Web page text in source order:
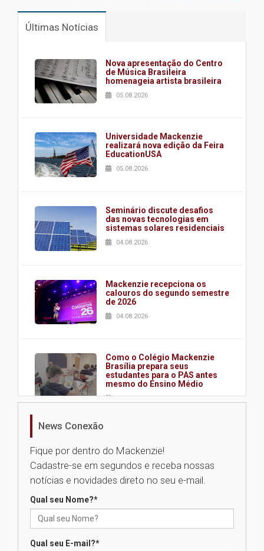
Últimas Notícias
Nova apresentação do Centro
de Música Brasileira
homenageia artista brasileira
05.08.2026
Universidade Mackenzie
realizará nova edição da Feira
EducationUSA
05.08.2026
Seminário discute desafios
das novas tecnologias em
sistemas solares residenciais
04.08.2026
Mackenzie recepciona os
calouros do segundo semestre
de 2026
04.08.2026
Como o Colégio Mackenzie
Brasília prepara seus
estudantes para o PAS antes
mesmo do Ensino Médio
04.08.2026
na educação dos filhos além da
escola
04.08.2026
docentes para debater
News Conexão
Fique por dentro do Mackenzie!
Cadastre-se em segundos e receba nossas
notícias e novidades direto no seu e-mail.
Qual seu Nome?*
Qual seu E-mail?*